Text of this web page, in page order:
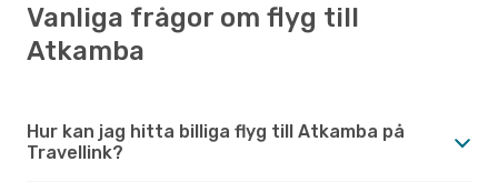
Vanliga frågor om flyg till
Atkamba
Hur kan jag hitta billiga flyg till Atkamba på
Travellink?